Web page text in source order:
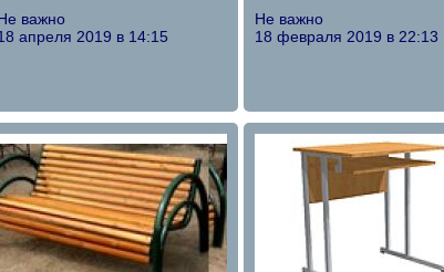
важно
апреля 2019 в 14:15
Не важно
18 февраля 2019 в 22:13